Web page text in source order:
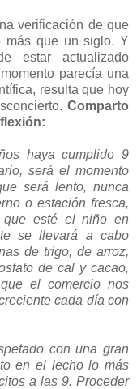
verificación de que
más que un siglo. Y
estar actualizado
parecía una
resulta que hoy
Comparto
haya cumplido 9
será el momento
será lento, nunca
o estación fresca,
que esté el niño en
se llevará a cabo
de trigo, de arroz,
de cal y cacao,
el comercio nos
cada día con
con una gran
en el lecho lo más
a las 9. Proceder